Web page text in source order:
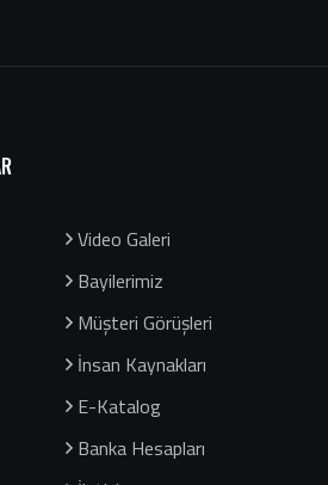
Video Galeri
Bayilerimiz
Müşteri Görüşleri
İnsan Kaynakları
E-Katalog
Banka Hesapları